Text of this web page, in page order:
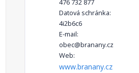
476 732 877
Datová schránka:
4i2b6c6
E-mail:
obec@branany.cz
Web:
www.branany.cz